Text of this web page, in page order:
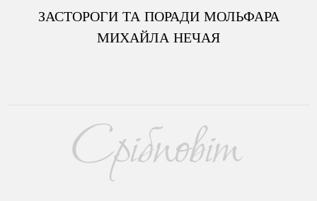
ЗАСТОРОГИ ТА ПОРАДИ МОЛЬФАРА
МИХАЙЛА НЕЧАЯ